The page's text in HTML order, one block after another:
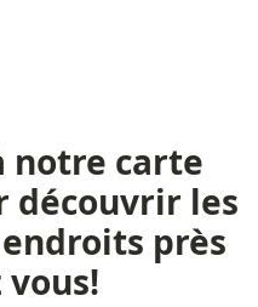
notre carte
découvrir les
près
vous!